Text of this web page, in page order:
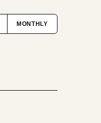
MONTHLY